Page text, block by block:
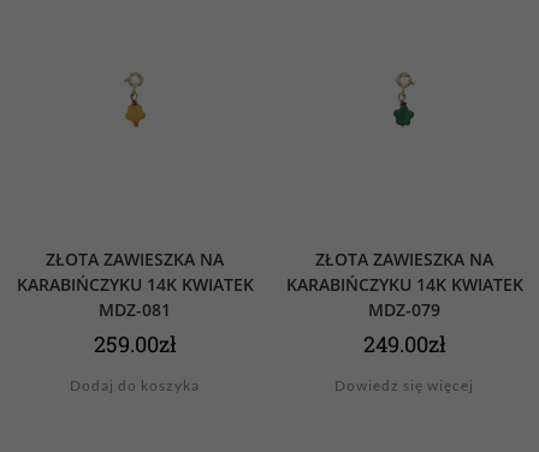
ZŁOTA ZAWIESZKA NA
KARABIŃCZYKU 14K KWIATEK
MDZ-081
259.00zł
Dodaj do koszyka
ZŁOTA ZAWIESZKA NA
KARABIŃCZYKU 14K KWIATEK
MDZ-079
249.00zł
Dowiedz się więcej